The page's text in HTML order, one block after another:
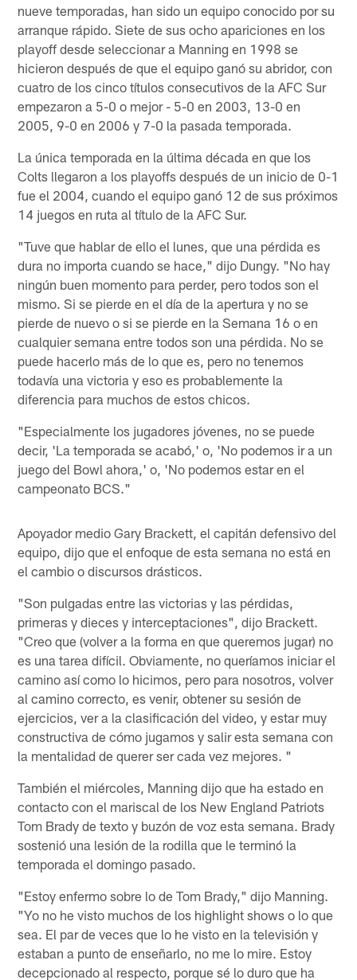
nueve temporadas, han sido un equipo conocido por su
arranque rápido. Siete de sus ocho apariciones en los
playoff desde seleccionar a Manning en 1998 se
hicieron después de que el equipo ganó su abridor, con
cuatro de los cinco títulos consecutivos de la AFC Sur
empezaron a 5-0 o mejor - 5-0 en 2003, 13-0 en
2005, 9-0 en 2006 y 7-0 la pasada temporada.
La única temporada en la última década en que los
Colts llegaron a los playoffs después de un inicio de 0-1
fue el 2004, cuando el equipo ganó 12 de sus próximos
14 juegos en ruta al título de la AFC Sur.
"Tuve que hablar de ello el lunes, que una pérdida es
dura no importa cuando se hace," dijo Dungy. "No hay
ningún buen momento para perder, pero todos son el
mismo. Si se pierde en el día de la apertura y no se
pierde de nuevo o si se pierde en la Semana 16 o en
cualquier semana entre todos son una pérdida. No se
puede hacerlo más de lo que es, pero no tenemos
todavía una victoria y eso es probablemente la
diferencia para muchos de estos chicos.
"Especialmente los jugadores jóvenes, no se puede
decir, 'La temporada se acabó,' o, 'No podemos ir a un
juego del Bowl ahora,' o, 'No podemos estar en el
campeonato BCS."
Apoyador medio Gary Brackett, el capitán defensivo del
equipo, dijo que el enfoque de esta semana no está en
el cambio o discursos drásticos.
"Son pulgadas entre las victorias y las pérdidas,
primeras y dieces y interceptaciones", dijo Brackett.
"Creo que (volver a la forma en que queremos jugar) no
es una tarea difícil. Obviamente, no queríamos iniciar el
camino así como lo hicimos, pero para nosotros, volver
al camino correcto, es venir, obtener su sesión de
ejercicios, ver a la clasificación del video, y estar muy
constructiva de cómo jugamos y salir esta semana con
la mentalidad de querer ser cada vez mejores. "
También el miércoles, Manning dijo que ha estado en
contacto con el mariscal de los New England Patriots
Tom Brady de texto y buzón de voz esta semana. Brady
sostenió una lesión de la rodilla que le terminó la
temporada el domingo pasado.
"Estoy enfermo sobre lo de Tom Brady," dijo Manning.
"Yo no he visto muchos de los highlight shows o lo que
sea. El par de veces que lo he visto en la televisión y
estaban a punto de enseñarlo, no me lo mire. Estoy
decepcionado al respecto, porque sé lo duro que ha